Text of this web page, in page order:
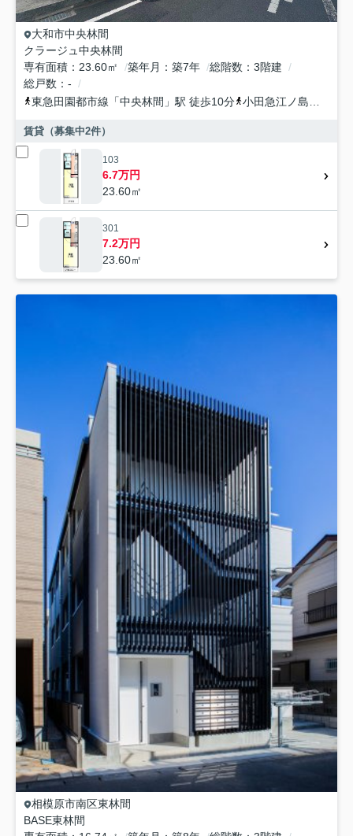
大和市中央林間
クラージュ中央林間
専有面積
23.60㎡ 築年月 築7年 総階数
3階建
総戸数
-
東急田園都市線 「中央林間 」駅 徒歩10分 小田急江ノ島線
賃貸（募集中2件）
103
6.7万円
23.60㎡
301
7.2万円
23.60㎡
相模原市南区東林間
BASE東林間